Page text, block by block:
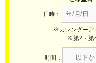
日時：
※カレンダーア
※第2・第
時間：